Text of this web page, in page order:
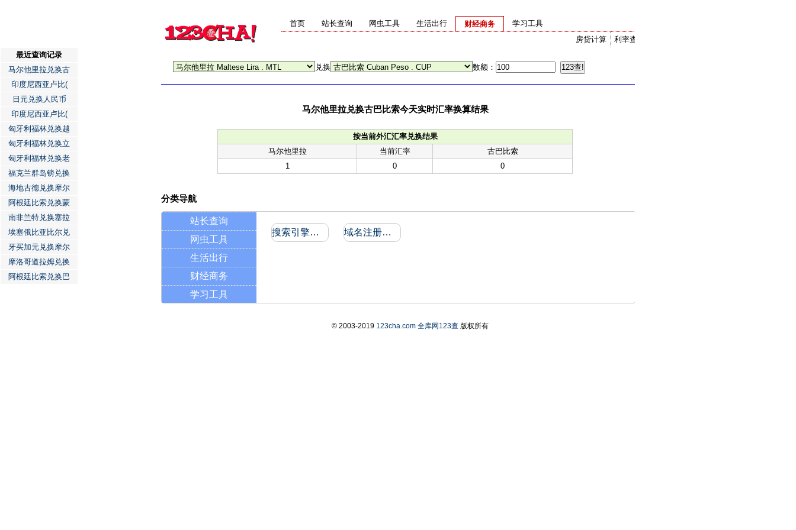
首页 站长查询 网虫工具 生活出行
财经商务
利率查询
房贷计算
学习工具
兑换 数额：
马尔他里拉兑换古巴比索今天实时汇率换算结果
按当前外汇汇率兑换结果
马尔他里拉
当前汇率
古巴比索
1
0 0
最近查询记录
马尔他里拉兑换古
印度尼西亚卢比(
日元兑换人民币
印度尼西亚卢比(
匈牙利福林兑换越
匈牙利福林兑换立
匈牙利福林兑换老
福克兰群岛镑兑换
海地古德兑换摩尔
阿根廷比索兑换蒙
南非兰特兑换塞拉
埃塞俄比亚比尔兑
牙买加元兑换摩尔
摩洛哥道拉姆兑换
阿根廷比索兑换巴
分类导航
站长查询
网虫工具
生活出行
财经商务
学习工具
搜索引擎收录和反向链接 域名注册信息
© 2003-2019 123cha.com 全库网123查版权所有